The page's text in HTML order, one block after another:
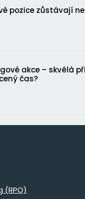
pozice zůstávají
akce – skvělá
čas?
(RPO)